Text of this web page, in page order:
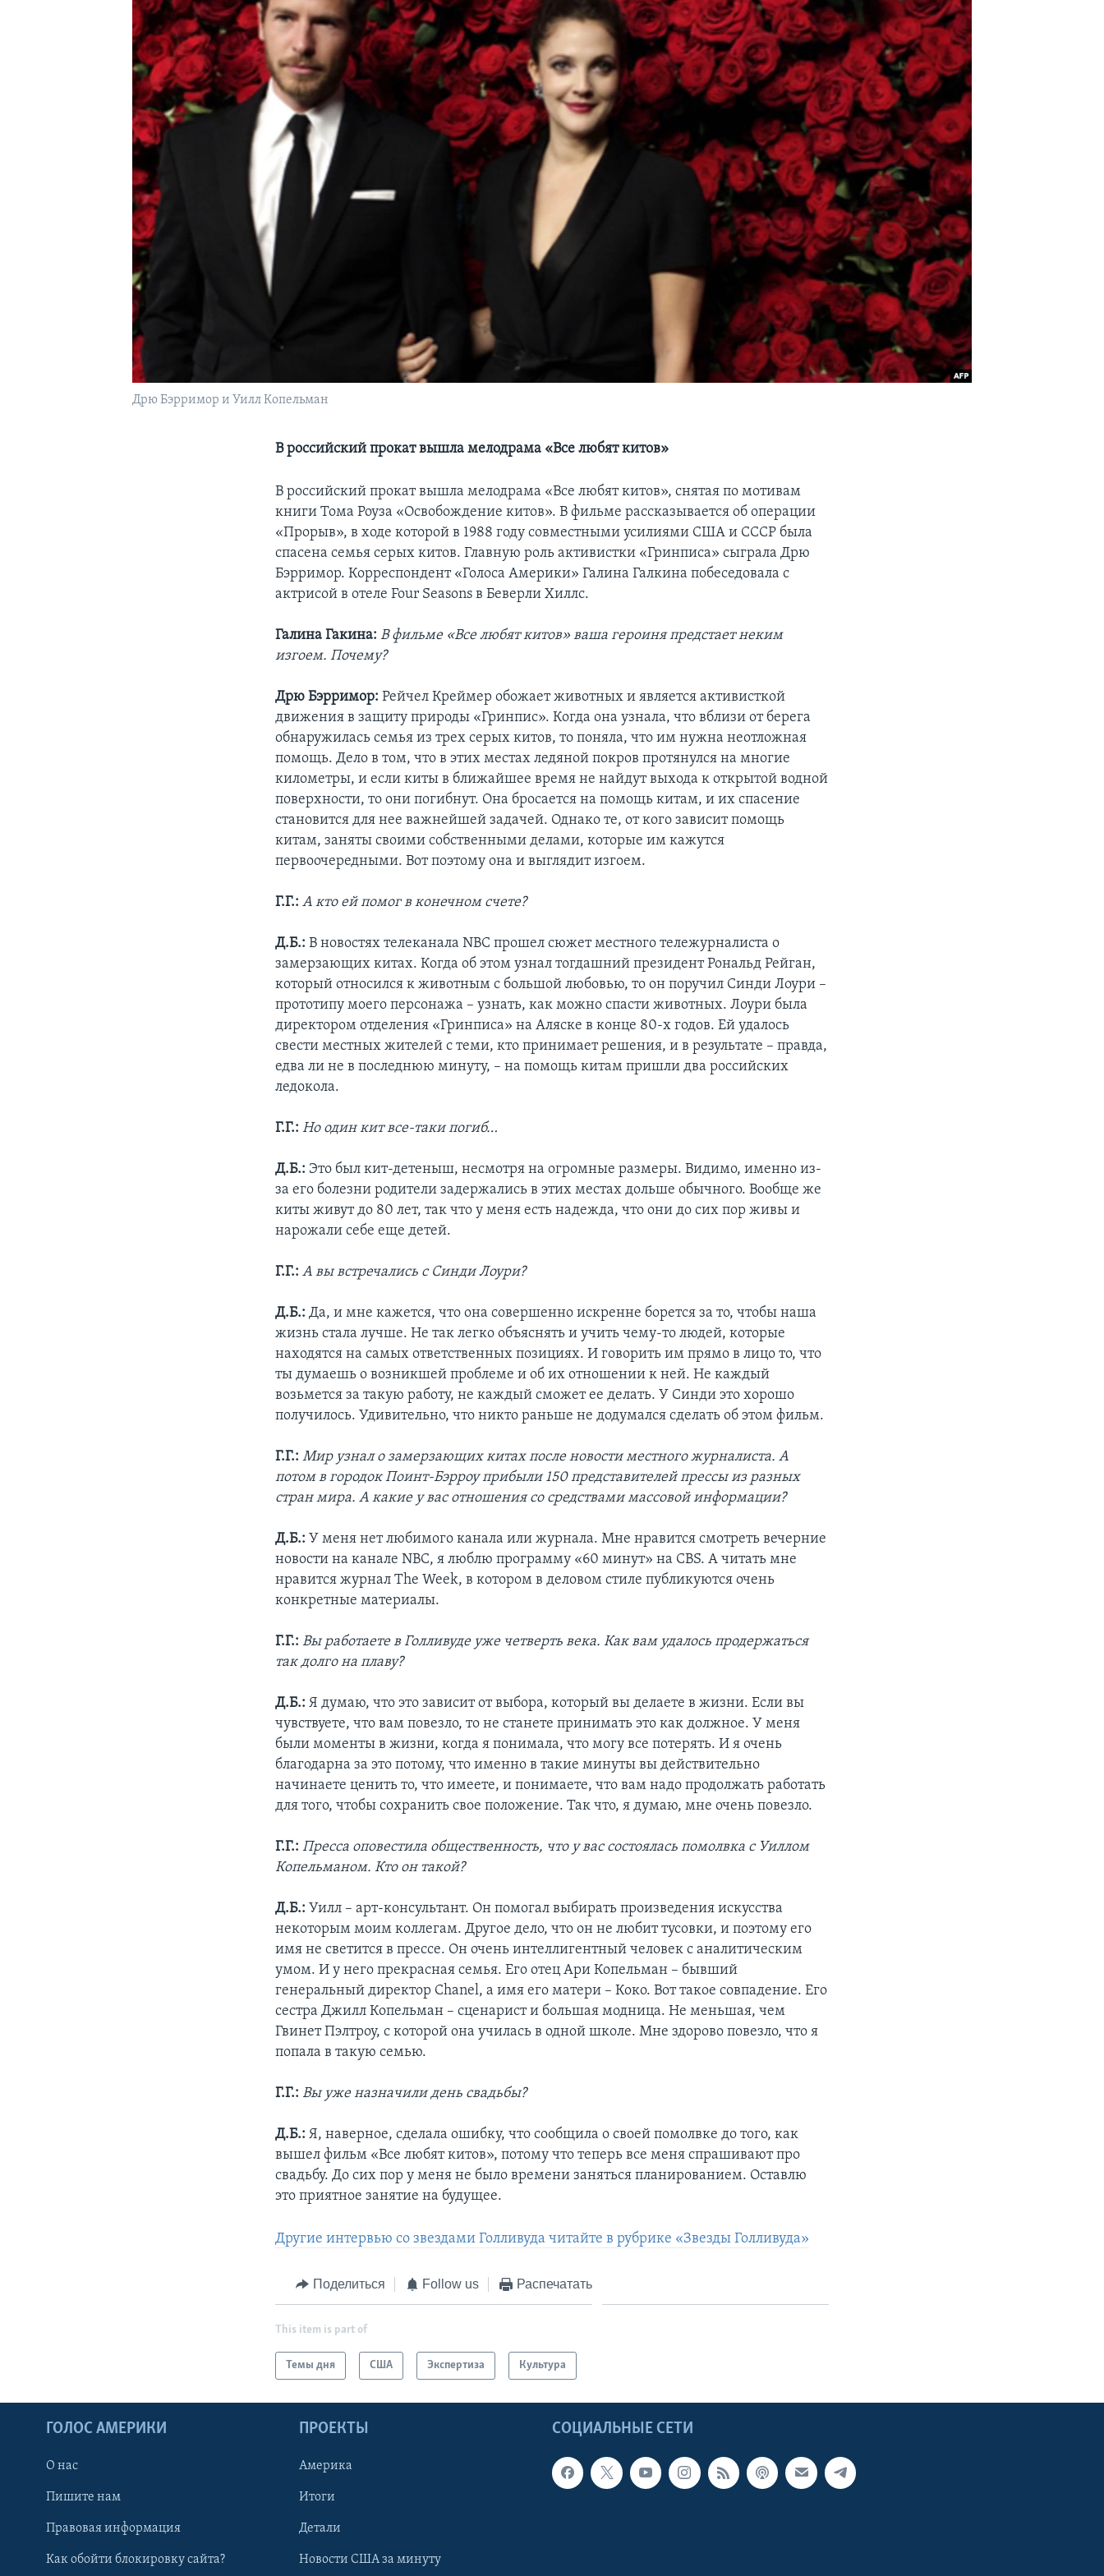
Дрю Бэрримор и Уилл Копельман
В российский прокат вышла мелодрама «Все любят китов»
В российский прокат вышла мелодрама «Все любят китов», снятая по мотивам
книги Тома Роуза «Освобождение китов». В фильме рассказывается об операции
«Прорыв», в ходе которой в 1988 году совместными усилиями США и СССР была
спасена семья серых китов. Главную роль активистки «Гринписа» сыграла Дрю
Бэрримор. Корреспондент «Голоса Америки» Галина Галкина побеседовала с
актрисой в отеле Four Seasons в Беверли Хиллс.
Галина Гакина:В фильме «Все любят китов» ваша героиня предстает неким
изгоем. Почему?
Дрю Бэрримор: Рейчел Креймер обожает животных и является активисткой
движения в защиту природы «Гринпис». Когда она узнала, что вблизи от берега
обнаружилась семья из трех серых китов, то поняла, что им нужна неотложная
помощь. Дело в том, что в этих местах ледяной покров протянулся на многие
километры, и если киты в ближайшее время не найдут выхода к открытой водной
поверхности, то они погибнут. Она бросается на помощь китам, и их спасение
становится для нее важнейшей задачей. Однако те, от кого зависит помощь
китам, заняты своими собственными делами, которые им кажутся
первоочередными. Вот поэтому она и выглядит изгоем.
Г.Г.: А кто ей помог в конечном счете?
Д.Б.: В новостях телеканала NBC прошел сюжет местного тележурналиста о
замерзающих китах. Когда об этом узнал тогдашний президент Рональд Рейган,
который относился к животным с большой любовью, то он поручил Синди Лоури –
прототипу моего персонажа – узнать, как можно спасти животных. Лоури была
директором отделения «Гринписа» на Аляске в конце 80-х годов. Ей удалось
свести местных жителей с теми, кто принимает решения, и в результате – правда,
едва ли не в последнюю минуту, – на помощь китам пришли два российских
ледокола.
Г.Г.: Но один кит все-таки погиб…
Д.Б.: Это был кит-детеныш, несмотря на огромные размеры. Видимо, именно из-
за его болезни родители задержались в этих местах дольше обычного. Вообще же
киты живут до 80 лет, так что у меня есть надежда, что они до сих пор живы и
нарожали себе еще детей.
Г.Г.: А вы встречались с Синди Лоури?
Д.Б.:Да, и мне кажется, что она совершенно искренне борется за то, чтобы наша
жизнь стала лучше. Не так легко объяснять и учить чему-то людей, которые
находятся на самых ответственных позициях. И говорить им прямо в лицо то, что
ты думаешь о возникшей проблеме и об их отношении к ней. Не каждый
возьмется за такую работу, не каждый сможет ее делать. У Синди это хорошо
получилось. Удивительно, что никто раньше не додумался сделать об этом фильм.
Г.Г.: Мир узнал о замерзающих китах после новости местного журналиста. А
потом в городок Поинт-Бэрроу прибыли 150 представителей прессы из разных
стран мира. А какие у вас отношения со средствами массовой информации?
Д.Б.: У меня нет любимого канала или журнала. Мне нравится смотреть вечерние
новости на канале NBC, я люблю программу «60 минут» на CBS. А читать мне
нравится журнал The Week, в котором в деловом стиле публикуются очень
конкретные материалы.
Г.Г.: Вы работаете в Голливуде уже четверть века. Как вам удалось продержаться
так долго на плаву?
Д.Б.: Я думаю, что это зависит от выбора, который вы делаете в жизни. Если вы
чувствуете, что вам повезло, то не станете принимать это как должное. У меня
были моменты в жизни, когда я понимала, что могу все потерять. И я очень
благодарна за это потому, что именно в такие минуты вы действительно
начинаете ценить то, что имеете, и понимаете, что вам надо продолжать работать
для того, чтобы сохранить свое положение. Так что, я думаю, мне очень повезло.
Г.Г.: Пресса оповестила общественность, что у вас состоялась помолвка с Уиллом
Копельманом. Кто он такой?
Д.Б.: Уилл – арт-консультант. Он помогал выбирать произведения искусства
некоторым моим коллегам. Другое дело, что он не любит тусовки, и поэтому его
имя не светится в прессе. Он очень интеллигентный человек с аналитическим
умом. И у него прекрасная семья. Его отец Ари Копельман – бывший
генеральный директор Chanel, а имя его матери – Коко. Вот такое совпадение. Его
сестра Джилл Копельман – сценарист и большая модница. Не меньшая, чем
Гвинет Пэлтроу, с которой она училась в одной школе. Мне здорово повезло, что я
попала в такую семью.
Г.Г.: Вы уже назначили день свадьбы?
Д.Б.:Я, наверное, сделала ошибку, что сообщила о своей помолвке до того, как
вышел фильм «Все любят китов», потому что теперь все меня спрашивают про
свадьбу. До сих пор у меня не было времени заняться планированием. Оставлю
это приятное занятие на будущее.
Другие интервью со звездами Голливуда читайте в рубрике «Звезды Голливуда»
Поделиться Follow us Распечатать
This item is part of
Темы дня США Экспертиза Культура
СОЦИАЛЬНЫЕ СЕТИ
ГОЛОС АМЕРИКИ
О нас
Пишите нам
Правовая информация
Как обойти блокировку сайта?
ПРОЕКТЫ
Америка
Итоги
Детали
Новости США за минуту